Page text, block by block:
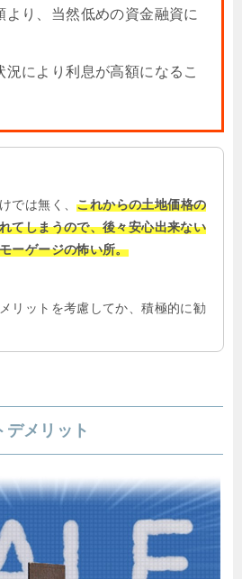
より、当然低めの資金融資に
況により利息が高額になるこ
では無く、これからの土地価格の
てしまうので、後々安心出来ない
ーゲージの怖い所。
リットを考慮してか、積極的に勧
デメリット